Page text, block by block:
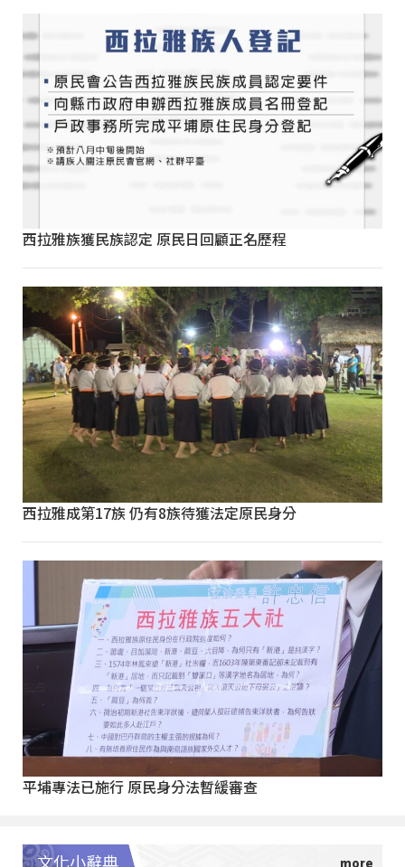
西拉雅族獲民族認定 原民日回顧正名歷程
西拉雅成第17族 仍有8族待獲法定原民身分
平埔專法已施行 原民身分法暫緩審查
文化小辭典